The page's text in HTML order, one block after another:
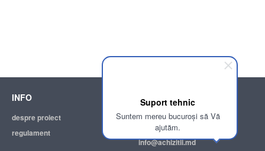
Suport tehnic
Suntem mereu bucuroși să Vă
ajutăm.
INFO
despre proiect
regulament
SUPPORT
ajutor
adresa electronică:
info@achizitii.md